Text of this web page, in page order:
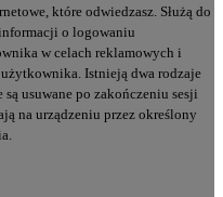
które odwiedzasz. Służą do
o logowaniu
w celach reklamowych i
Istnieją dwa rodzaje
usuwane po zakończeniu sesji
na urządzeniu przez określony